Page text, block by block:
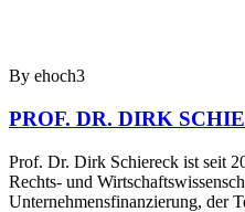
By ehoch3
PROF. DR. DIRK
Prof. Dr. Dirk Schiereck ist seit
Rechts- und
Unternehmensfinanzierung, der